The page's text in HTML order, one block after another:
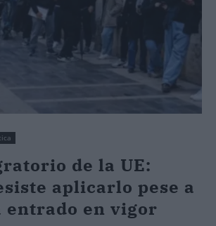
de la UE:
aplicarlo pese a
entrado en vigor